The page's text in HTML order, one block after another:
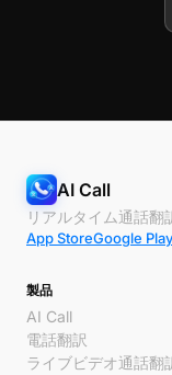
AI Call
リアルタイム通話翻
App StoreGoogle Play
製品
AI Call
電話翻訳
ライブビデオ通話翻